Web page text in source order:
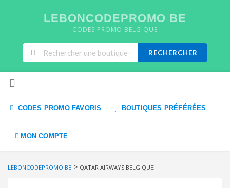
LEBONCODEPROMO BE
CODES PROMO BELGIQUE
RECHERCHER
CODES PROMO FAVORIS BOUTIQUES PRÉFÉRÉES
MON COMPTE
LEBONCODEPROMO BE > QATAR AIRWAYS BELGIQUE